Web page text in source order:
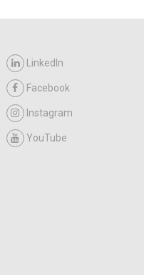
LinkedIn
Facebook
Instagram
YouTube